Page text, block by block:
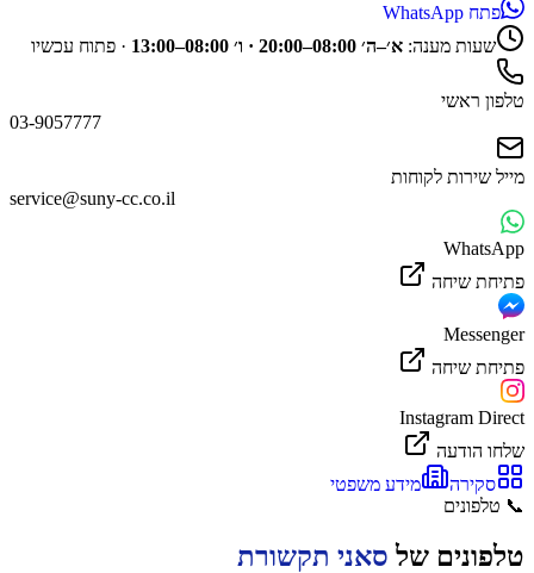
פתח WhatsApp
שעות מענה: א׳–ה׳ 08:00–20:00 · ו׳ 08:00–13:00 · פתוח עכשיו
טלפון ראשי
03-9057777
מייל שירות לקוחות
service@suny-cc.co.il
WhatsApp
פתיחת שיחה
Messenger
פתיחת שיחה
Instagram Direct
שלחו הודעה
סקירה
מידע משפטי
📞 טלפונים
טלפונים של סאני תקשורת